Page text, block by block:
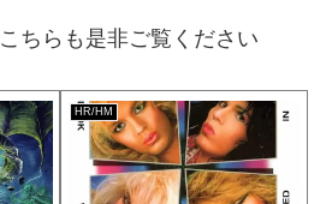
こちらも是非ご覧ください
HR/HM